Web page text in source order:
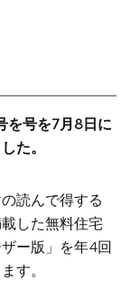
を号を7月8日に
た。
読んで得する
した無料住宅
ー版」を年4回
す。